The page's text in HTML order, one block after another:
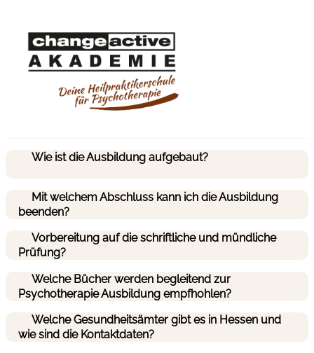
Wie ist die Ausbildung aufgebaut?
Mit welchem Abschluss kann ich die Ausbildung
beenden?
Vorbereitung auf die schriftliche und mündliche
Prüfung?
Welche Bücher werden begleitend zur
Psychotherapie Ausbildung empfhohlen?
Welche Gesundheitsämter gibt es in Hessen und
wie sind die Kontaktdaten?